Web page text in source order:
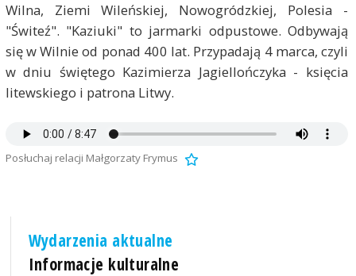
Wilna, Ziemi Wileńskiej, Nowogródzkiej, Polesia -
"Świteź". "Kaziuki" to jarmarki odpustowe. Odbywają
się w Wilnie od ponad 400 lat. Przypadają 4 marca, czyli
w dniu świętego Kazimierza Jagiellończyka - księcia
litewskiego i patrona Litwy.
Posłuchaj relacji Małgorzaty Frymus
Wydarzenia aktualne
Informacje kulturalne